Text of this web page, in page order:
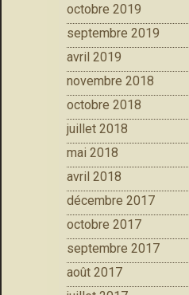
octobre 2019
septembre 2019
avril 2019
novembre 2018
octobre 2018
juillet 2018
mai 2018
avril 2018
décembre 2017
octobre 2017
septembre 2017
août 2017